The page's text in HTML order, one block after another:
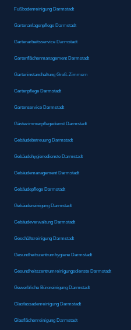
Fußbodenreinigung Darmstadt
Gartenanlagenpflege Darmstadt
Gartenarbeitsservice Darmstadt
Gartenflächenmanagement Darmstadt
Garteninstandhaltung Groß-Zimmern
Gartenpflege Darmstadt
Gartenservice Darmstadt
Gästezimmerpflegedienst Darmstadt
Gebäudebetreuung Darmstadt
Gebäudehygienedienste Darmstadt
Gebäudemanagement Darmstadt
Gebäudepflege Darmstadt
Gebäudereinigung Darmstadt
Gebäudeverwaltung Darmstadt
Geschäftsreinigung Darmstadt
Gesundheitszentrumhygiene Darmstadt
Gesundheitszentrumreinigungsdienste Darmstadt
Gewerbliche Büroreinigung Darmstadt
Glasfassadenreinigung Darmstadt
Glasflächenreinigung Darmstadt